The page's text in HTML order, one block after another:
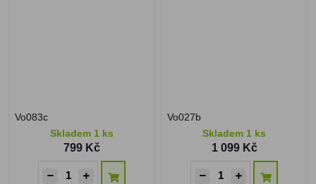
Vo083c
Skladem 1 ks
799 Kč
Vo027b
Skladem 1 ks
1 099 Kč